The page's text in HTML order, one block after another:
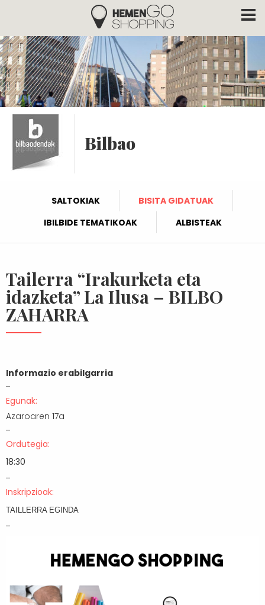
Skip to main content
Hemengo Shopping
Bilbao
SALTOKIAK
BISITA GIDATUAK
IBILBIDE TEMATIKOAK
ALBISTEAK
Tailerra “Irakurketa eta
idazketa” La Ilusa – BILBO
ZAHARRA
Informazio erabilgarria
Egunak:
Azaroaren 17a
Ordutegia:
18:30
Inskripzioak:
TAILLERRA EGINDA